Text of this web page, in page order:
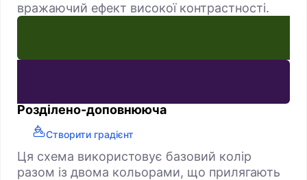
вражаючий ефект високої контрастності.
Розділено-доповнююча
Створити градієнт
Ця схема використовує базовий колір
разом із двома кольорами, що прилягають